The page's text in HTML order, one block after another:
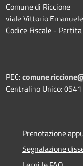
Comune di Riccione
viale Vittorio
Codice Fiscale -
PEC:
Centralino Unico:
Prenotazione
Segnalazione